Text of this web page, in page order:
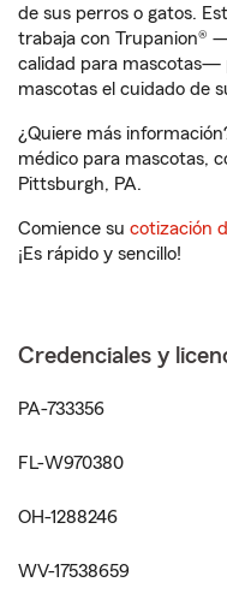
de sus perros o gatos.
trabaja con Trupanion®
calidad para mascotas—
mascotas el cuidado de
¿Quiere más
médico para mascotas,
Pittsburgh, PA.
Comience su cotización
¡Es rápido y sencillo!
Credenciales y
PA-733356
FL-W970380
OH-1288246
WV-17538659